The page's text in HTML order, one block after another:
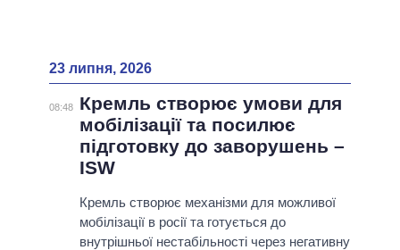
23 липня, 2026
08:48
Кремль створює умови для
мобілізації та посилює
підготовку до заворушень –
ISW
Кремль створює механізми для можливої
мобілізації в росії та готується до
внутрішньої нестабільності через негативну